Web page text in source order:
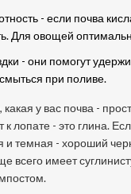
- если почва
Для овощей
- они помогут
при поливе.
у вас почва -
лопате - это глина.
и темная - хороший
всего имеет